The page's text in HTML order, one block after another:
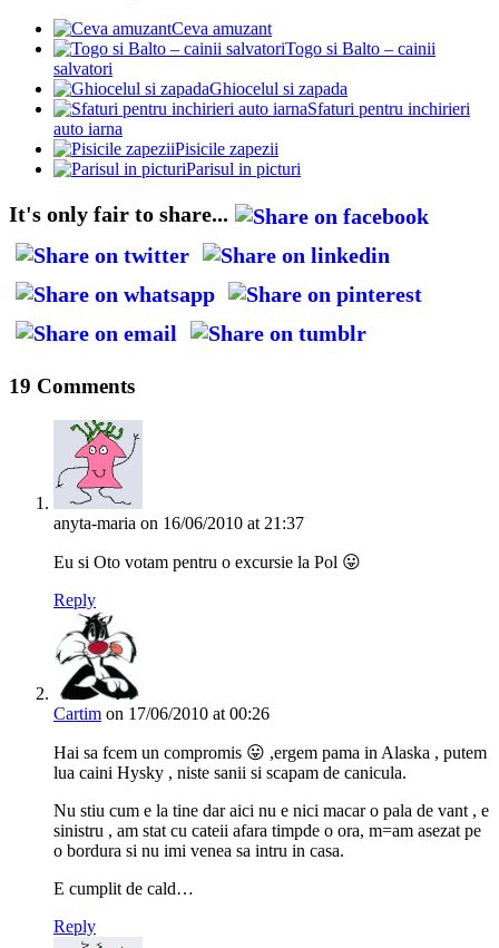
Ceva amuzant
Togo si Balto – cainii
salvatori
Ghiocelul si zapada
Sfaturi pentru inchirieri
auto iarna
Pisicile zapezii
Parisul in picturi
It's only fair to share...
19 Comments
anyta-maria on 16/06/2010 at 21:37
Eu si Oto votam pentru o excursie la Pol 😛
Reply
Cartim on 17/06/2010 at 00:26
Hai sa fcem un compromis 😛 ,ergem pama in Alaska , putem
lua caini Hysky , niste sanii si scapam de canicula.
Nu stiu cum e la tine dar aici nu e nici macar o pala de vant , e
sinistru , am stat cu cateii afara timpde o ora, m=am asezat pe
o bordura si nu imi venea sa intru in casa.
E cumplit de cald…
Reply